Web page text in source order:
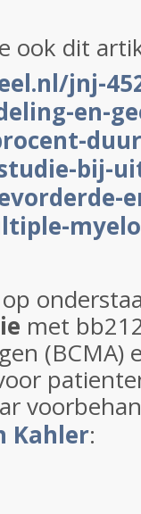
ook dit
jnj-
en-
bij-
met
(BCMA)
Kahler: